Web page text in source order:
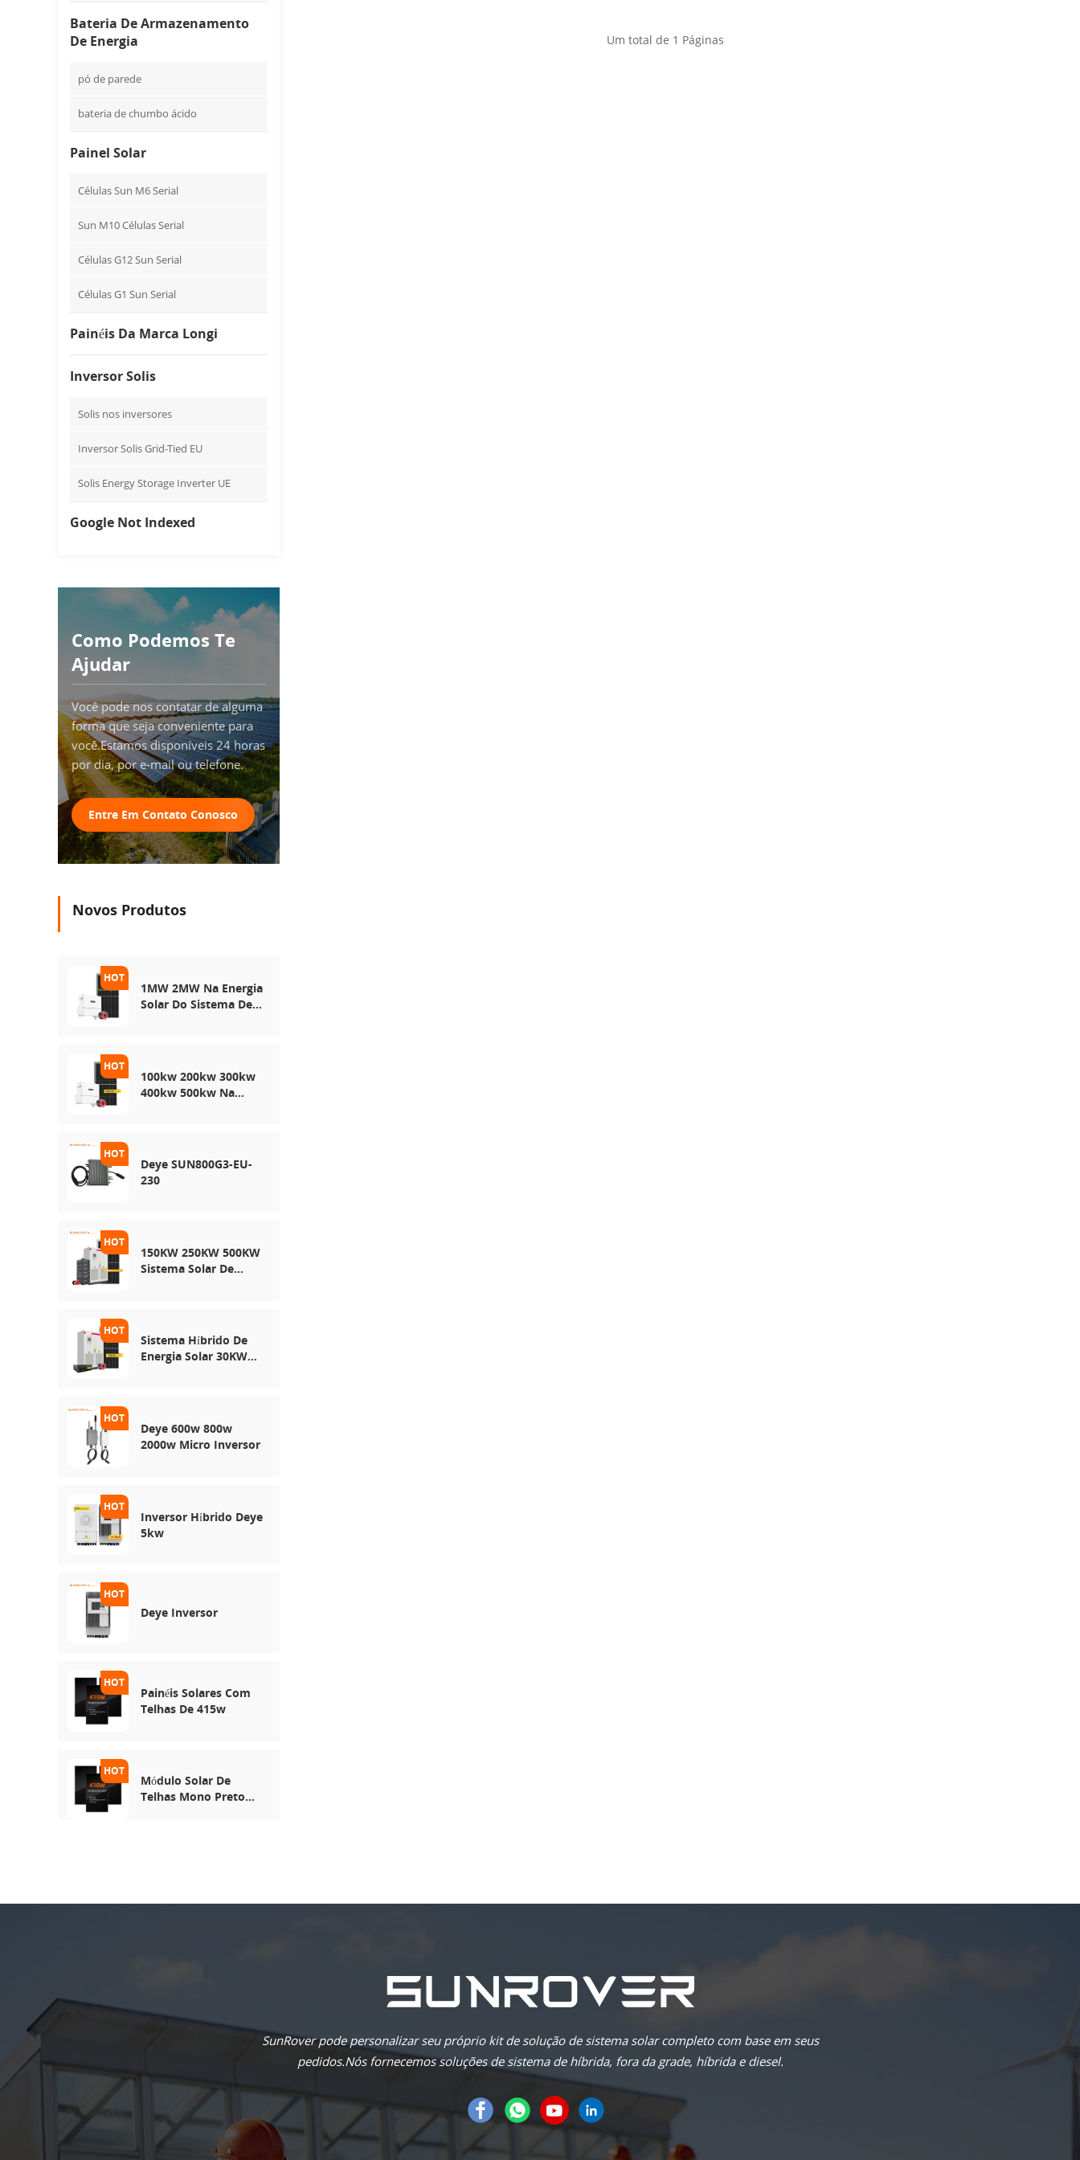
Um total de 1 Páginas
Bateria De Armazenamento
De Energia
pó de parede
bateria de chumbo ácido
Painel Solar
Células Sun M6 Serial
Sun M10 Células Serial
Células G12 Sun Serial
Células G1 Sun Serial
Painéis Da Marca Longi
Inversor Solis
Solis nos inversores
Inversor Solis Grid-Tied EU
Solis Energy Storage Inverter UE
Google Not Indexed
Como Podemos Te
Ajudar
Você pode nos contatar de alguma
forma que seja conveniente para
você.Estamos disponíveis 24 horas
por dia, por e-mail ou telefone.
Entre Em Contato Conosco
Novos Produtos
1MW 2MW Na Energia
Solar Do Sistema De
100kw 200kw 300kw
400kw 500kw Na
Deye SUN800G3-EU-
230
150KW 250KW 500KW
Sistema Solar De
Sistema Híbrido De
Energia Solar 30KW
Deye 600w 800w
2000w Micro Inversor
Inversor Híbrido Deye
5kw
Deye Inversor
Painéis Solares Com
Telhas De 415w
Módulo Solar De
Telhas Mono Preto
SunRover pode personalizar seu próprio kit de solução de sistema solar completo com base em seus
pedidos.Nós fornecemos soluções de sistema de híbrida, fora da grade, híbrida e diesel.